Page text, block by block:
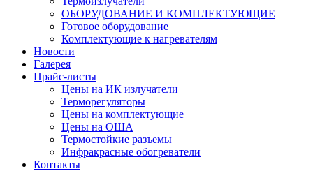
ОБОРУДОВАНИЕ И КОМПЛЕКТУЮЩИЕ
Готовое оборудование
Комплектующие к нагревателям
Новости
Галерея
Прайс-листы
Цены на ИК излучатели
Терморегуляторы
Цены на комплектующие
Цены на ОША
Термостойкие разъемы
Инфракрасные обогреватели
Контакты